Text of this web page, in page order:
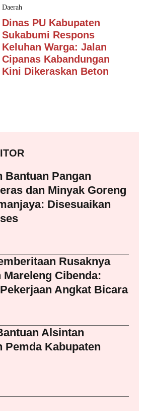
Daerah
Dinas PU Kabupaten
Sukabumi Respons
Keluhan Warga: Jalan
Cipanas Kabandungan
Kini Dikeraskan Beton
Bantuan Pangan
dan Minyak Goreng
Disesuaikan
Rusaknya
Mareleng Cibenda:
Angkat Bicara
Alsintan
Pemda Kabupaten